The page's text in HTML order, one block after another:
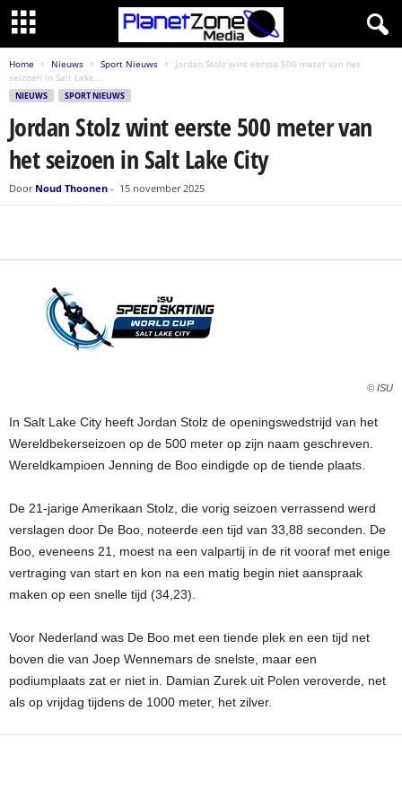
Home Nieuws Sport Nieuws
Jordan Stolz wint eerste 500 meter van het
seizoen in Salt Lake...
NIEUWS SPORT NIEUWS
Jordan Stolz wint eerste 500 meter van
het seizoen in Salt Lake City
Door Noud Thoonen - 15 november 2025
© ISU
In Salt Lake City heeft Jordan Stolz de openingswedstrijd van het
Wereldbekerseizoen op de 500 meter op zijn naam geschreven.
Wereldkampioen Jenning de Boo eindigde op de tiende plaats.
De 21-jarige Amerikaan Stolz, die vorig seizoen verrassend werd
verslagen door De Boo, noteerde een tijd van 33,88 seconden. De
Boo, eveneens 21, moest na een valpartij in de rit vooraf met enige
vertraging van start en kon na een matig begin niet aanspraak
maken op een snelle tijd (34,23).
Voor Nederland was De Boo met een tiende plek en een tijd net
boven die van Joep Wennemars de snelste, maar een
podiumplaats zat er niet in. Damian Zurek uit Polen veroverde, net
als op vrijdag tijdens de 1000 meter, het zilver.